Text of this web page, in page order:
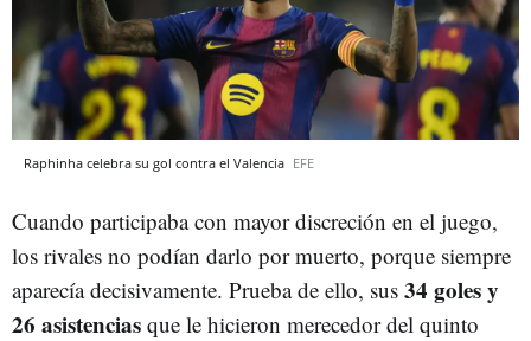
Raphinha celebra su gol contra el Valencia EFE
Cuando participaba con mayor discreción en el juego,
los rivales no podían darlo por muerto, porque siempre
aparecía decisivamente. Prueba de ello, sus 34 goles y
26 asistencias que le hicieron merecedor del quinto